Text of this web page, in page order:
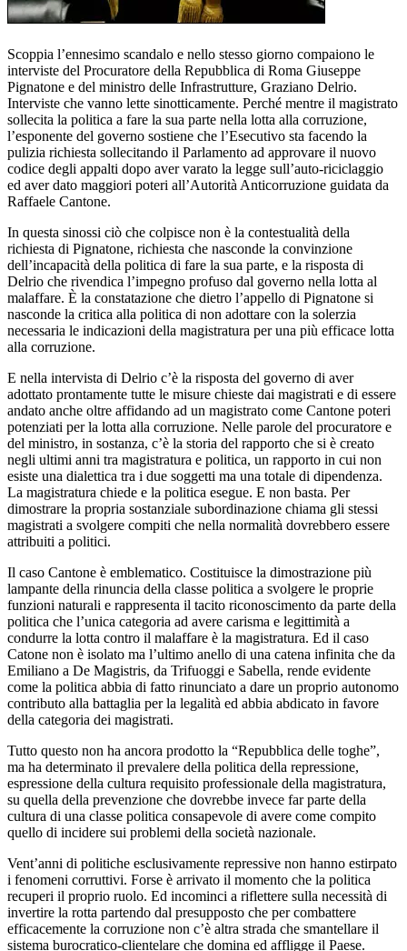
Scoppia l’ennesimo scandalo e nello stesso giorno compaiono le
interviste del Procuratore della Repubblica di Roma Giuseppe
Pignatone e del ministro delle Infrastrutture, Graziano Delrio.
Interviste che vanno lette sinotticamente. Perché mentre il magistrato
sollecita la politica a fare la sua parte nella lotta alla corruzione,
l’esponente del governo sostiene che l’Esecutivo sta facendo la
pulizia richiesta sollecitando il Parlamento ad approvare il nuovo
codice degli appalti dopo aver varato la legge sull’auto-riciclaggio
ed aver dato maggiori poteri all’Autorità Anticorruzione guidata da
Raffaele Cantone.
In questa sinossi ciò che colpisce non è la contestualità della
richiesta di Pignatone, richiesta che nasconde la convinzione
dell’incapacità della politica di fare la sua parte, e la risposta di
Delrio che rivendica l’impegno profuso dal governo nella lotta al
malaffare. È la constatazione che dietro l’appello di Pignatone si
nasconde la critica alla politica di non adottare con la solerzia
necessaria le indicazioni della magistratura per una più efficace lotta
alla corruzione.
E nella intervista di Delrio c’è la risposta del governo di aver
adottato prontamente tutte le misure chieste dai magistrati e di essere
andato anche oltre affidando ad un magistrato come Cantone poteri
potenziati per la lotta alla corruzione. Nelle parole del procuratore e
del ministro, in sostanza, c’è la storia del rapporto che si è creato
negli ultimi anni tra magistratura e politica, un rapporto in cui non
esiste una dialettica tra i due soggetti ma una totale di dipendenza.
La magistratura chiede e la politica esegue. E non basta. Per
dimostrare la propria sostanziale subordinazione chiama gli stessi
magistrati a svolgere compiti che nella normalità dovrebbero essere
attribuiti a politici.
Il caso Cantone è emblematico. Costituisce la dimostrazione più
lampante della rinuncia della classe politica a svolgere le proprie
funzioni naturali e rappresenta il tacito riconoscimento da parte della
politica che l’unica categoria ad avere carisma e legittimità a
condurre la lotta contro il malaffare è la magistratura. Ed il caso
Catone non è isolato ma l’ultimo anello di una catena infinita che da
Emiliano a De Magistris, da Trifuoggi e Sabella, rende evidente
come la politica abbia di fatto rinunciato a dare un proprio autonomo
contributo alla battaglia per la legalità ed abbia abdicato in favore
della categoria dei magistrati.
Tutto questo non ha ancora prodotto la “Repubblica delle toghe”,
ma ha determinato il prevalere della politica della repressione,
espressione della cultura requisito professionale della magistratura,
su quella della prevenzione che dovrebbe invece far parte della
cultura di una classe politica consapevole di avere come compito
quello di incidere sui problemi della società nazionale.
Vent’anni di politiche esclusivamente repressive non hanno estirpato
i fenomeni corruttivi. Forse è arrivato il momento che la politica
recuperi il proprio ruolo. Ed incominci a riflettere sulla necessità di
invertire la rotta partendo dal presupposto che per combattere
efficacemente la corruzione non c’è altra strada che smantellare il
sistema burocratico-clientelare che domina ed affligge il Paese.